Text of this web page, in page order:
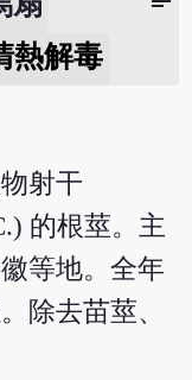
熱解毒
射干
的根莖。主
等地。全年
除去苗莖、